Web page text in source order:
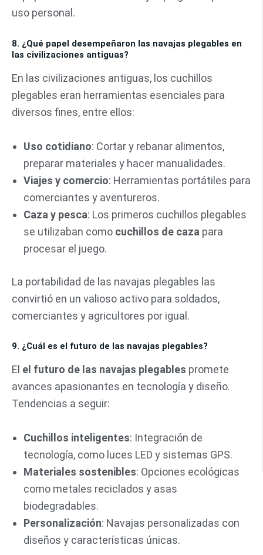
uso personal.
8. ¿Qué papel desempeñaron las navajas plegables en
las civilizaciones antiguas?
En las civilizaciones antiguas, los cuchillos
plegables eran herramientas esenciales para
diversos fines, entre ellos:
Uso cotidiano: Cortar y rebanar alimentos,
preparar materiales y hacer manualidades.
Viajes y comercio: Herramientas portátiles para
comerciantes y aventureros.
Caza y pesca: Los primeros cuchillos plegables
se utilizaban como cuchillos de caza para
procesar el juego.
La portabilidad de las navajas plegables las
convirtió en un valioso activo para soldados,
comerciantes y agricultores por igual.
9. ¿Cuál es el futuro de las navajas plegables?
El el futuro de las navajas plegables promete
avances apasionantes en tecnología y diseño.
Tendencias a seguir:
Cuchillos inteligentes: Integración de
tecnología, como luces LED y sistemas GPS.
Materiales sostenibles: Opciones ecológicas
como metales reciclados y asas
biodegradables.
Personalización: Navajas personalizadas con
diseños y características únicas.